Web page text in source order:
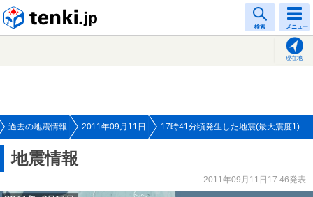
検索 メニュー
現在地
過去の地震情報 2011年09月11日 17時41分頃発生した地震(最大震度1)
地震情報
2011年09月11日17:46発表